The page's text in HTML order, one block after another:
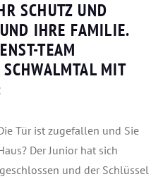
SCHUTZ UND
IHRE FAMILIE.
TEAM
MIT
Tür ist zugefallen und Sie
Der Junior hat sich
und der Schlüssel